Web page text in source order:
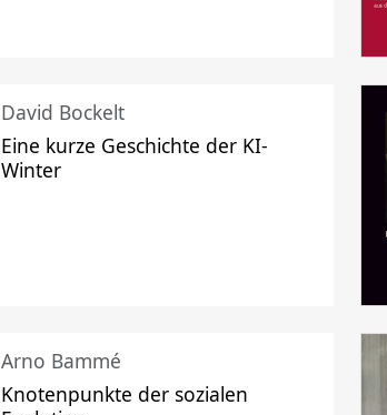
David Bockelt
Eine kurze Geschichte der KI-
Winter
Arno Bammé
Knotenpunkte der sozialen